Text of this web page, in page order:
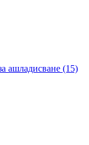
ашладисване (15)